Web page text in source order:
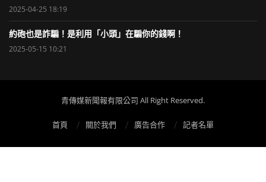
2025-04-25 18:19
約砲也是詐騙！是利用「小頭」在騙你的錢啊！
2025-05-15 10:21
青傳媒新聞報有限公司 All Right Reserved.
首頁 關於我們 廣告合作 記者名單